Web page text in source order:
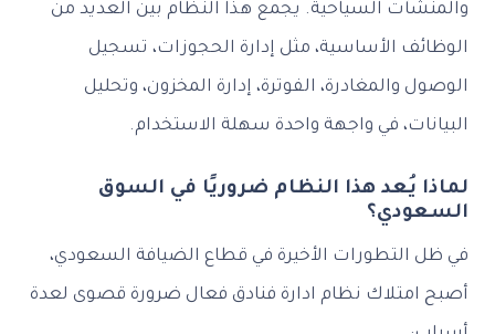
والمنشآت السياحية. يجمع هذا النظام بين العديد من
الوظائف الأساسية، مثل إدارة الحجوزات، تسجيل
الوصول والمغادرة، الفوترة، إدارة المخزون، وتحليل
البيانات، في واجهة واحدة سهلة الاستخدام.
لماذا يُعد هذا النظام ضروريًا في السوق
السعودي؟
في ظل التطورات الأخيرة في قطاع الضيافة السعودي،
أصبح امتلاك نظام ادارة فنادق فعال ضرورة قصوى لعدة